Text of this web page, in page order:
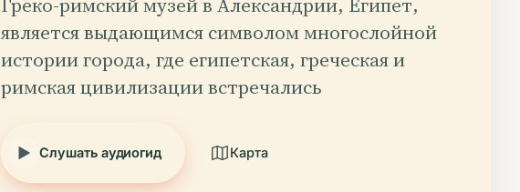
является выдающимся символом многослойной
истории города, где египетская, греческая и
римская цивилизации встречались
Слушать аудиогид Карта